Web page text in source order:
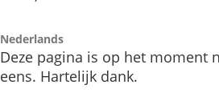
Nederlands
Deze pagina is op het moment
eens. Hartelijk dank.